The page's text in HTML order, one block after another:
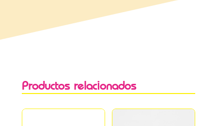
Productos relacionados